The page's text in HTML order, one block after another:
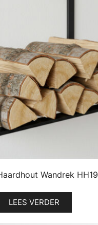
Wandrek HH19
LEES VERDER